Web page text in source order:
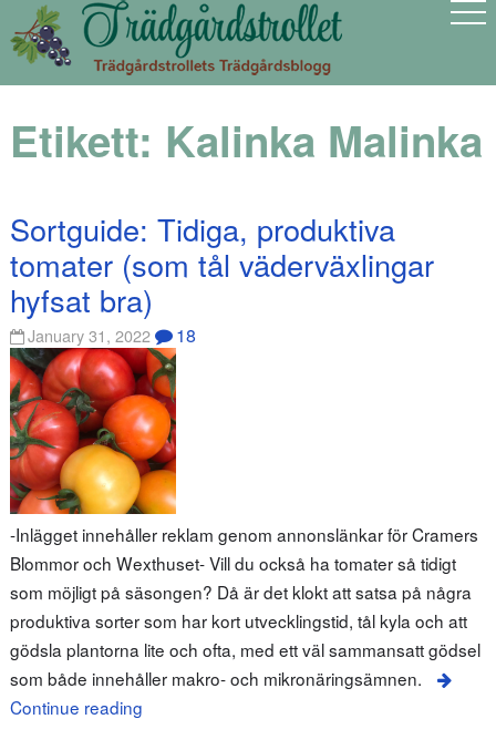
Etikett: Kalinka Malinka
Sortguide: Tidiga, produktiva
tomater (som tål väderväxlingar
hyfsat bra)
January 31, 2022 18
-Inlägget innehåller reklam genom annonslänkar för Cramers
Blommor och Wexthuset- Vill du också ha tomater så tidigt
som möjligt på säsongen? Då är det klokt att satsa på några
produktiva sorter som har kort utvecklingstid, tål kyla och att
gödsla plantorna lite och ofta, med ett väl sammansatt gödsel
som både innehåller makro- och mikronäringsämnen.
Continue reading